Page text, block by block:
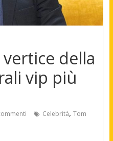
della
vip più
Celebrità, Tom